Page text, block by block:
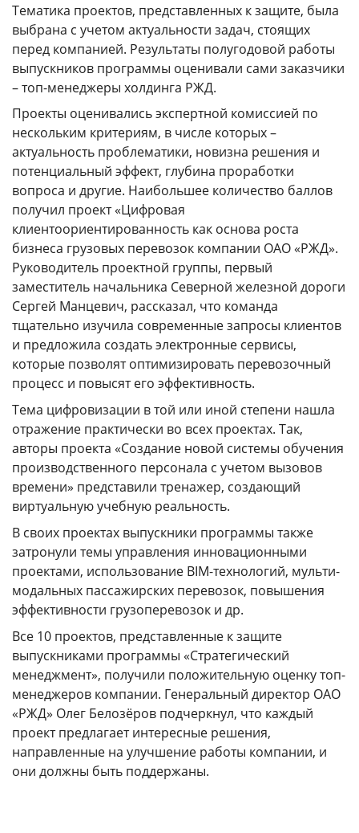
Тематика проектов, представленных к защите, была
выбрана с учетом актуальности задач, стоящих
перед компанией. Результаты полугодовой работы
выпускников программы оценивали сами заказчики
– топ-менеджеры холдинга РЖД.
Проекты оценивались экспертной комиссией по
нескольким критериям, в числе которых –
актуальность проблематики, новизна решения и
потенциальный эффект, глубина проработки
вопроса и другие. Наибольшее количество баллов
получил проект «Цифровая
клиентоориентированность как основа роста
бизнеса грузовых перевозок компании ОАО «РЖД».
Руководитель проектной группы, первый
заместитель начальника Северной железной дороги
Сергей Манцевич, рассказал, что команда
тщательно изучила современные запросы клиентов
и предложила создать электронные сервисы,
которые позволят оптимизировать перевозочный
процесс и повысят его эффективность.
Тема цифровизации в той или иной степени нашла
отражение практически во всех проектах. Так,
авторы проекта «Создание новой системы обучения
производственного персонала с учетом вызовов
времени» представили тренажер, создающий
виртуальную учебную реальность.
В своих проектах выпускники программы также
затронули темы управления инновационными
проектами, использование BIM-технологий, мульти-
модальных пассажирских перевозок, повышения
эффективности грузоперевозок и др.
Все 10 проектов, представленные к защите
выпускниками программы «Стратегический
менеджмент», получили положительную оценку топ-
менеджеров компании. Генеральный директор ОАО
«РЖД» Олег Белозёров подчеркнул, что каждый
проект предлагает интересные решения,
направленные на улучшение работы компании, и
они должны быть поддержаны.